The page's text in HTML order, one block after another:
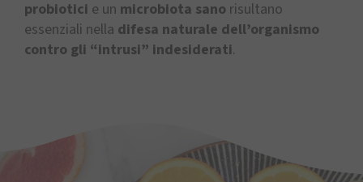
probiotici e un microbiota sano risultano
essenziali nella difesa naturale dell’organismo
contro gli “intrusi” indesiderati.